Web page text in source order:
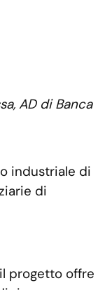
AD di Banca
industriale di
di
progetto offre